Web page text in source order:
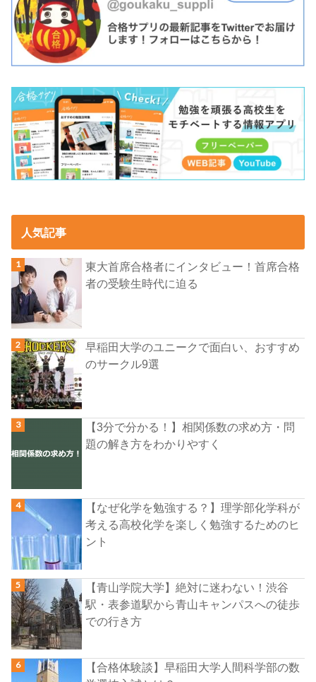
人気記事
東大首席合格者にインタビュー！首席合格
者の受験生時代に迫る
早稲田大学のユニークで面白い、おすすめ
のサークル9選
【3分で分かる！】相関係数の求め方・問
題の解き方をわかりやすく
【なぜ化学を勉強する？】理学部化学科が
考える高校化学を楽しく勉強するためのヒ
ント
【青山学院大学】絶対に迷わない！渋谷
駅・表参道駅から青山キャンパスへの徒歩
での行き方
【合格体験談】早稲田大学人間科学部の数